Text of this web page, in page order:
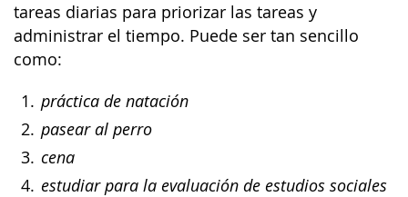
tareas diarias para priorizar las tareas y
administrar el tiempo. Puede ser tan sencillo
como:
práctica de natación
pasear al perro
cena
estudiar para la evaluación de estudios sociales